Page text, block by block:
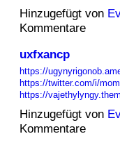
Hinzugefügt von
Kommentare
uxfxancp
https://
https://twitter.com/i/
https://
Hinzugefügt von
Kommentare